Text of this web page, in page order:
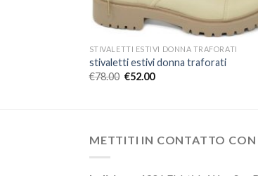
STIVALETTI ESTIVI DONNA TRAFORATI
stivaletti estivi donna traforati
€78.00 €52.00
METTITI IN CONTATTO CON